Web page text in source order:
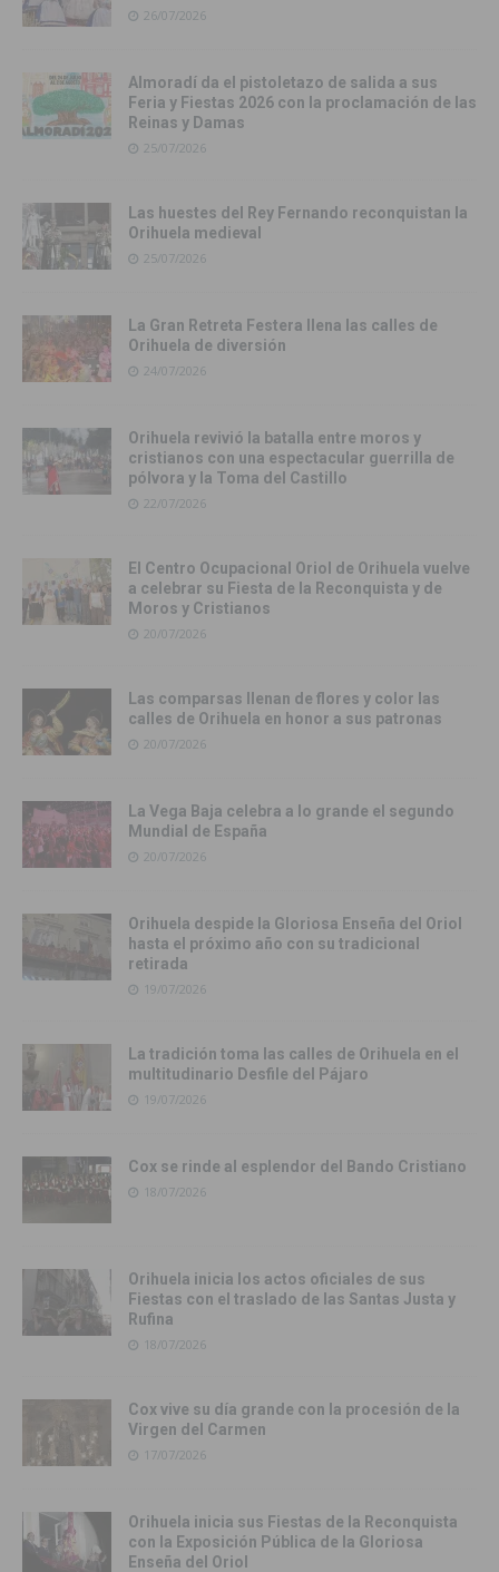
26/07/2026
Almoradí da el pistoletazo de salida a sus
Feria y Fiestas 2026 con la proclamación de las
Reinas y Damas
25/07/2026
Las huestes del Rey Fernando reconquistan la
Orihuela medieval
25/07/2026
La Gran Retreta Festera llena las calles de
Orihuela de diversión
24/07/2026
Orihuela revivió la batalla entre moros y
cristianos con una espectacular guerrilla de
pólvora y la Toma del Castillo
22/07/2026
El Centro Ocupacional Oriol de Orihuela vuelve
a celebrar su Fiesta de la Reconquista y de
Moros y Cristianos
20/07/2026
Las comparsas llenan de flores y color las
calles de Orihuela en honor a sus patronas
20/07/2026
La Vega Baja celebra a lo grande el segundo
Mundial de España
20/07/2026
Orihuela despide la Gloriosa Enseña del Oriol
hasta el próximo año con su tradicional
retirada
19/07/2026
La tradición toma las calles de Orihuela en el
multitudinario Desfile del Pájaro
19/07/2026
Cox se rinde al esplendor del Bando Cristiano
18/07/2026
Orihuela inicia los actos oficiales de sus
Fiestas con el traslado de las Santas Justa y
Rufina
18/07/2026
Cox vive su día grande con la procesión de la
Virgen del Carmen
17/07/2026
Orihuela inicia sus Fiestas de la Reconquista
con la Exposición Pública de la Gloriosa
Enseña del Oriol